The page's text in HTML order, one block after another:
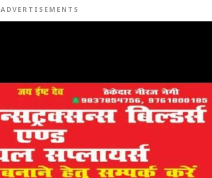
ADVERTISEMENTS